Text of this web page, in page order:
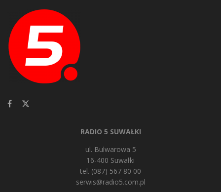
RADIO 5 SUWAŁKI
ul. Bulwarowa 5
16-400 Suwałki
tel. (087) 567 80 00
serwis@radio5.com.pl